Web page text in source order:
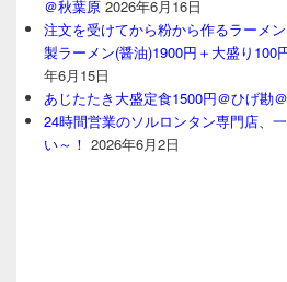
＠秋葉原 2026年6月16日
注文を受けてから粉から作るラーメ
製ラーメン(醤油)1900円＋大盛り100
年6月15日
あじたたき大盛定食1500円＠ひげ勘
24時間営業のソルロンタン専門店、
い～！ 2026年6月2日